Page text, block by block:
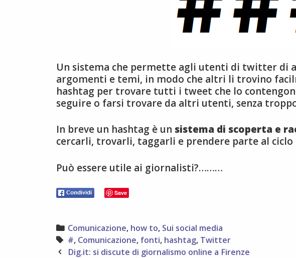
Un sistema che permette agli utenti di twitter di
argomenti e temi, in modo che altri li trovino
hashtag per trovare tutti i tweet che lo
seguire o farsi trovare da altri utenti, senza
In breve un hashtag è un sistema di scoperta e
cercarli, trovarli, taggarli e prendere parte al ciclo
Può essere utile ai giornalisti?………
Save
Categories
Comunicazione, how to, Sui social media
Tags
#, Comunicazione, fonti, hashtag, Twitter
PostDig.it: si discute di giornalismo online a Firenze